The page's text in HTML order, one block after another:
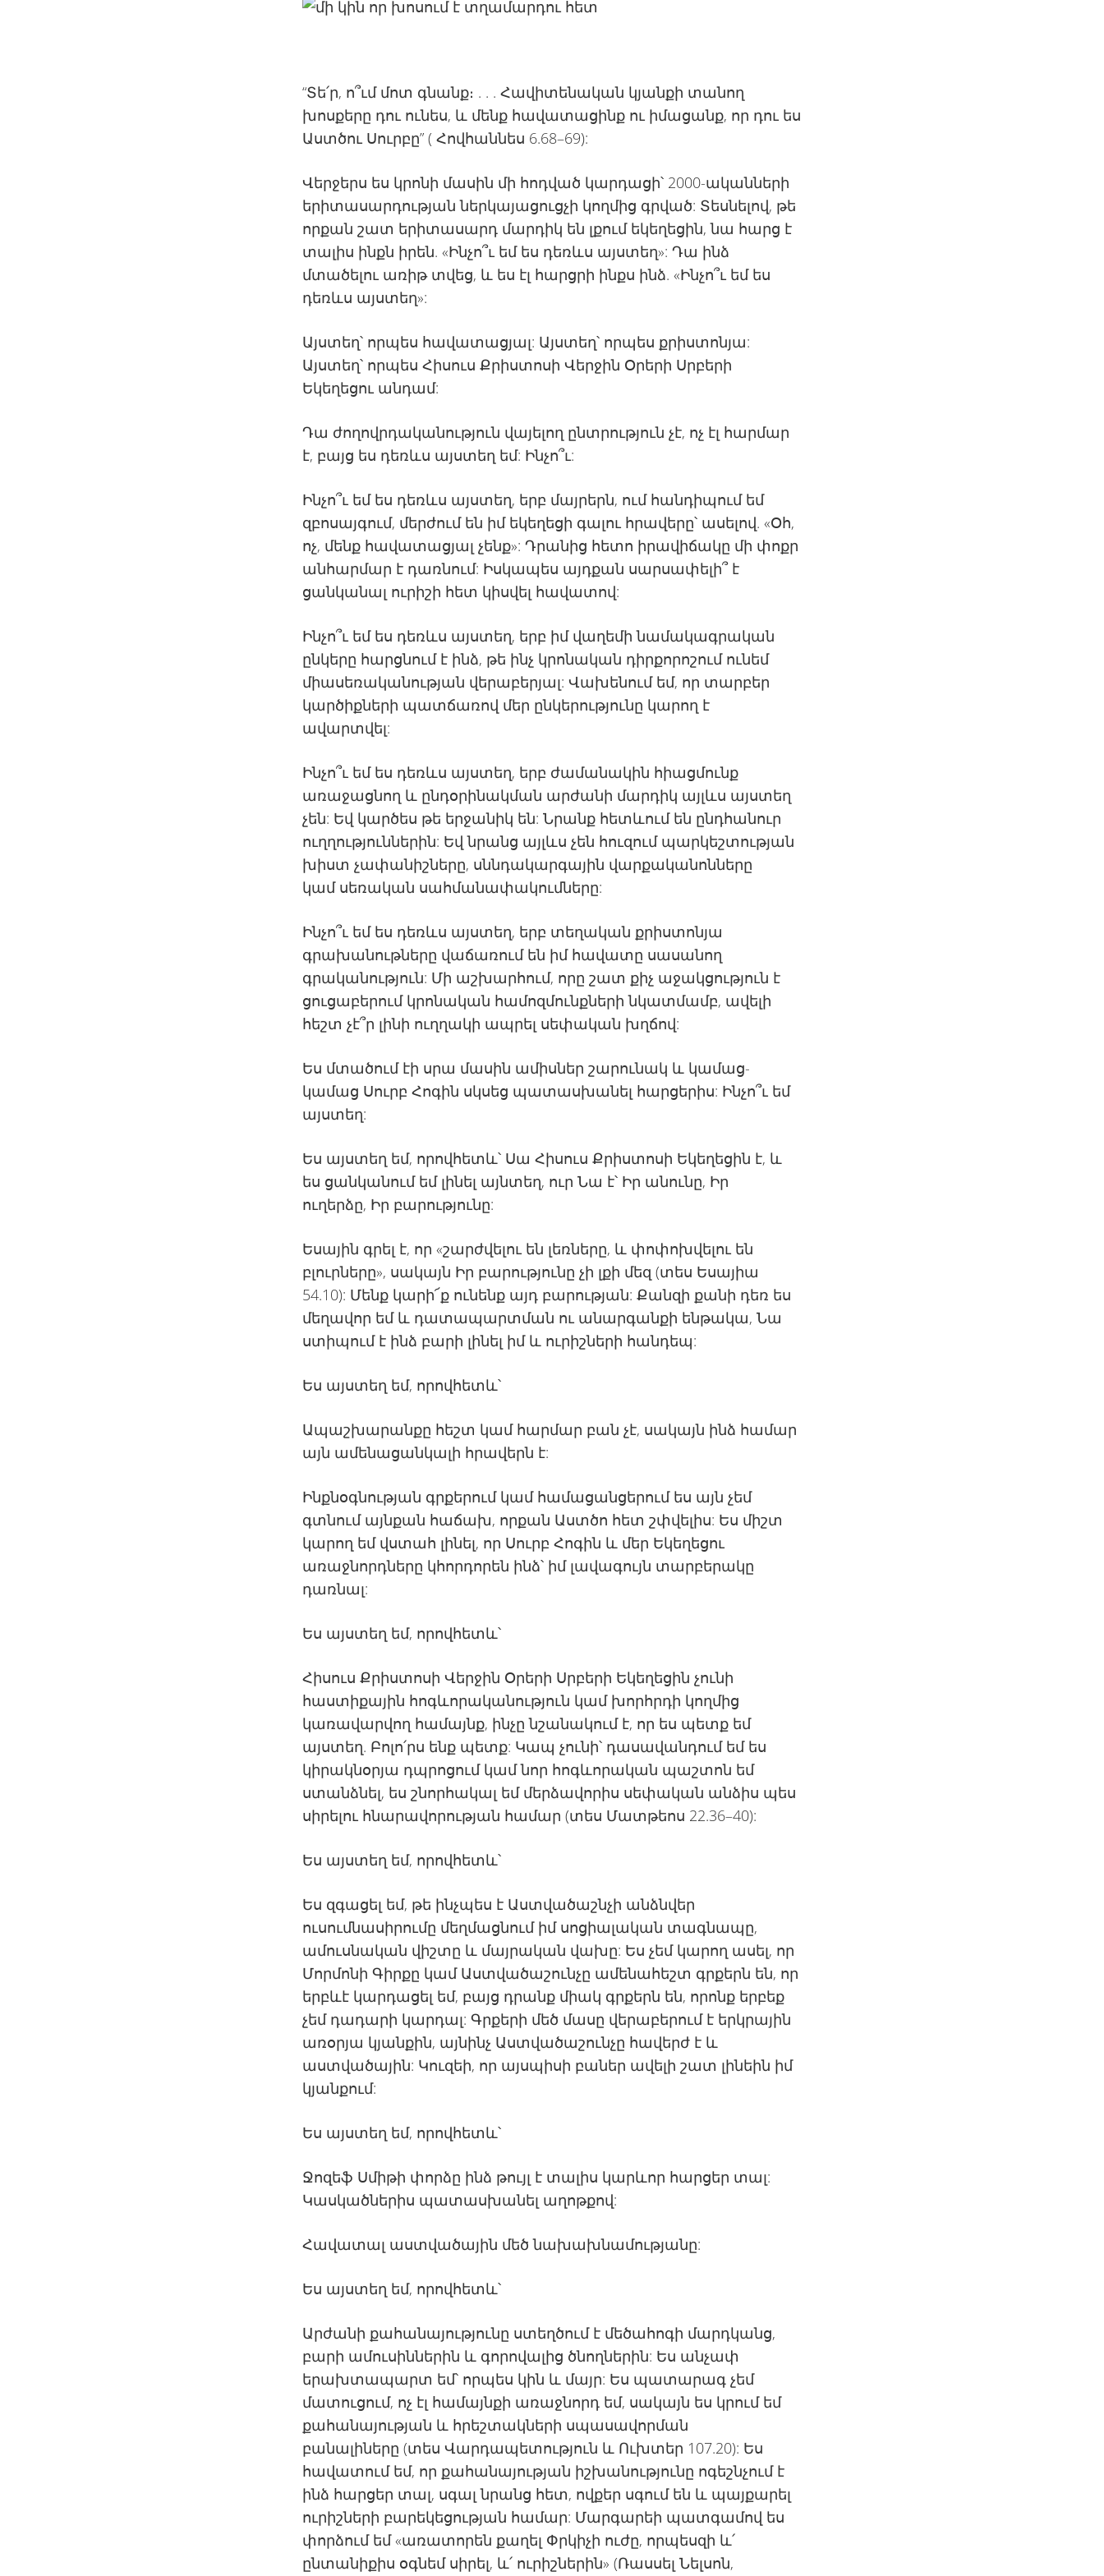
“Տե՛ր, ո՞ւմ մոտ գնանք։ . . . Հավիտենական կյանքի տանող
խոսքերը դու ունես, և մենք հավատացինք ու իմացանք, որ դու ես
Աստծու Սուրբը” ( Հովհաննես 6.68–69):
Վերջերս ես կրոնի մասին մի հոդված կարդացի՝ 2000-ականների
երիտասարդության ներկայացուցչի կողմից գրված: Տեսնելով, թե
որքան շատ երիտասարդ մարդիկ են լքում եկեղեցին, նա հարց է
տալիս ինքն իրեն. «Ինչո՞ւ եմ ես դեռևս այստեղ»: Դա ինձ
մտածելու առիթ տվեց, և ես էլ հարցրի ինքս ինձ. «Ինչո՞ւ եմ ես
դեռևս այստեղ»:
Այստեղ՝ որպես հավատացյալ: Այստեղ՝ որպես քրիստոնյա:
Այստեղ՝ որպես Հիսուս Քրիստոսի Վերջին Օրերի Սրբերի
Եկեղեցու անդամ:
Դա ժողովրդականություն վայելող ընտրություն չէ, ոչ էլ հարմար
է, բայց ես դեռևս այստեղ եմ: Ինչո՞ւ:
Ինչո՞ւ եմ ես դեռևս այստեղ, երբ մայրերն, ում հանդիպում եմ
զբոսայգում, մերժում են իմ եկեղեցի գալու հրավերը՝ ասելով. «Օհ,
ոչ, մենք հավատացյալ չենք»: Դրանից հետո իրավիճակը մի փոքր
անհարմար է դառնում: Իսկապես այդքան սարսափելի՞ է
ցանկանալ ուրիշի հետ կիսվել հավատով:
Ինչո՞ւ եմ ես դեռևս այստեղ, երբ իմ վաղեմի նամակագրական
ընկերը հարցնում է ինձ, թե ինչ կրոնական դիրքորոշում ունեմ
միասեռականության վերաբերյալ: Վախենում եմ, որ տարբեր
կարծիքների պատճառով մեր ընկերությունը կարող է
ավարտվել:
Ինչո՞ւ եմ ես դեռևս այստեղ, երբ ժամանակին հիացմունք
առաջացնող և ընդօրինակման արժանի մարդիկ այլևս այստեղ
չեն: Եվ կարծես թե երջանիկ են: Նրանք հետևում են ընդհանուր
ուղղություններին: Եվ նրանց այլևս չեն հուզում պարկեշտության
խիստ չափանիշները, սննդակարգային վարքականոնները
կամ սեռական սահմանափակումները:
Ինչո՞ւ եմ ես դեռևս այստեղ, երբ տեղական քրիստոնյա
գրախանութները վաճառում են իմ հավատը սասանող
գրականություն: Մի աշխարհում, որը շատ քիչ աջակցություն է
ցուցաբերում կրոնական համոզմունքների նկատմամբ, ավելի
հեշտ չէ՞ր լինի ուղղակի ապրել սեփական խղճով:
Ես մտածում էի սրա մասին ամիսներ շարունակ և կամաց-
կամաց Սուրբ Հոգին սկսեց պատասխանել հարցերիս: Ինչո՞ւ եմ
այստեղ:
Ես այստեղ եմ, որովհետև՝ Սա Հիսուս Քրիստոսի Եկեղեցին է, և
ես ցանկանում եմ լինել այնտեղ, ուր Նա է՝ Իր անունը, Իր
ուղերձը, Իր բարությունը:
Եսային գրել է, որ «շարժվելու են լեռները, և փոփոխվելու են
բլուրները», սակայն Իր բարությունը չի լքի մեզ (տես Եսայիա
54.10): Մենք կարի՜ք ունենք այդ բարության: Քանզի քանի դեռ ես
մեղավոր եմ և դատապարտման ու անարգանքի ենթակա, Նա
ստիպում է ինձ բարի լինել իմ և ուրիշների հանդեպ:
Ես այստեղ եմ, որովհետև՝
Ապաշխարանքը հեշտ կամ հարմար բան չէ, սակայն ինձ համար
այն ամենացանկալի հրավերն է:
Ինքնօգնության գրքերում կամ համացանցերում ես այն չեմ
գտնում այնքան հաճախ, որքան Աստծո հետ շփվելիս: Ես միշտ
կարող եմ վստահ լինել, որ Սուրբ Հոգին և մեր Եկեղեցու
առաջնորդները կհորդորեն ինձ՝ իմ լավագույն տարբերակը
դառնալ:
Ես այստեղ եմ, որովհետև՝
Հիսուս Քրիստոսի Վերջին Օրերի Սրբերի Եկեղեցին չունի
հաստիքային հոգևորականություն կամ խորհրդի կողմից
կառավարվող համայնք, ինչը նշանակում է, որ ես պետք եմ
այստեղ. Բոլո՛րս ենք պետք: Կապ չունի՝ դասավանդում եմ ես
կիրակնօրյա դպրոցում կամ նոր հոգևորական պաշտոն եմ
ստանձնել, ես շնորհակալ եմ մերձավորիս սեփական անձիս պես
սիրելու հնարավորության համար (տես Մատթեոս 22.36–40):
Ես այստեղ եմ, որովհետև՝
Ես զգացել եմ, թե ինչպես է Աստվածաշնչի անձնվեր
ուսումնասիրումը մեղմացնում իմ սոցիալական տագնապը,
ամուսնական վիշտը և մայրական վախը: Ես չեմ կարող ասել, որ
Մորմոնի Գիրքը կամ Աստվածաշունչը ամենահեշտ գրքերն են, որ
երբևէ կարդացել եմ, բայց դրանք միակ գրքերն են, որոնք երբեք
չեմ դադարի կարդալ: Գրքերի մեծ մասը վերաբերում է երկրային
առօրյա կյանքին, այնինչ Աստվածաշունչը հավերժ է և
աստվածային: Կուզեի, որ այսպիսի բաներ ավելի շատ լինեին իմ
կյանքում:
Ես այստեղ եմ, որովհետև՝
Ջոզեֆ Սմիթի փորձը ինձ թույլ է տալիս կարևոր հարցեր տալ:
Կասկածներիս պատասխանել աղոթքով:
Հավատալ աստվածային մեծ նախախնամությանը:
Ես այստեղ եմ, որովհետև՝
Արժանի քահանայությունը ստեղծում է մեծահոգի մարդկանց,
բարի ամուսիններին և գորովալից ծնողներին: Ես անչափ
երախտապարտ եմ՝ որպես կին և մայր: Ես պատարագ չեմ
մատուցում, ոչ էլ համայնքի առաջնորդ եմ, սակայն ես կրում եմ
քահանայության և հրեշտակների սպասավորման
բանալիները (տես Վարդապետություն և Ուխտեր 107.20): Ես
հավատում եմ, որ քահանայության իշխանությունը ոգեշնչում է
ինձ հարցեր տալ, սգալ նրանց հետ, ովքեր սգում են և պայքարել
ուրիշների բարեկեցության համար: Մարգարեի պատգամով ես
փորձում եմ «առատորեն քաղել Փրկիչի ուժը, որպեսզի և՛
ընտանիքիս օգնեմ սիրել, և՛ ուրիշներին» (Ռասսել Նելսոն,